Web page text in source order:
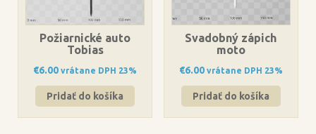
Požiarnické auto
Tobias
€6.00 vrátane DPH 23%
Pridať do košíka
Svadobný zápich
moto
€6.00 vrátane DPH 23%
Pridať do košíka